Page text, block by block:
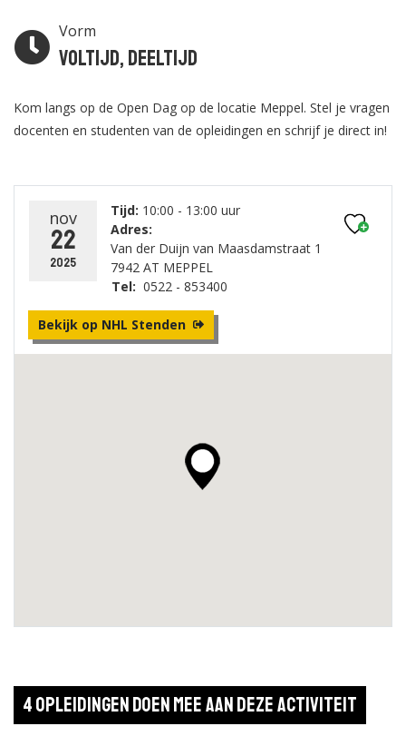
Vorm
Voltijd, Deeltijd
Kom langs op de Open Dag op de locatie Meppel. Stel je vragen
docenten en studenten van de opleidingen en schrijf je direct in!
nov
22
2025
Tijd: 10:00 - 13:00 uur
Adres:
Van der Duijn van Maasdamstraat 1
7942 AT MEPPEL
Tel: 0522 - 853400
Bekijk op NHL Stenden
4 opleidingen doen mee aan deze activiteit